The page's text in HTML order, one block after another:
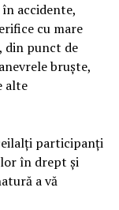
accidente,
cu mare
din punct de
bruște,
alte
participanți
în drept și
a vă